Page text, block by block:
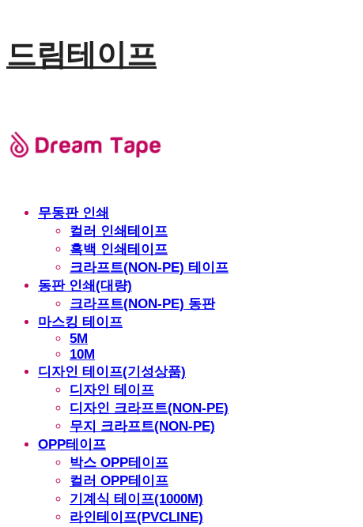
드림테이프
무동판 인쇄
컬러 인쇄테이프
흑백 인쇄테이프
크라프트(NON-PE) 테이프
동판 인쇄(대량)
크라프트(NON-PE) 동판
마스킹 테이프
5M
10M
디자인 테이프(기성상품)
디자인 테이프
디자인 크라프트(NON-PE)
무지 크라프트(NON-PE)
OPP테이프
박스 OPP테이프
컬러 OPP테이프
기계식 테이프(1000M)
라인테이프(PVCLINE)